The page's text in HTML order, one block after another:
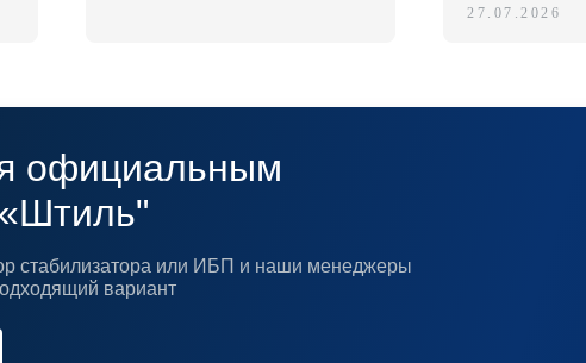
27.07.2026
официальным
стабилизатора или ИБП и наши менеджеры
вариант